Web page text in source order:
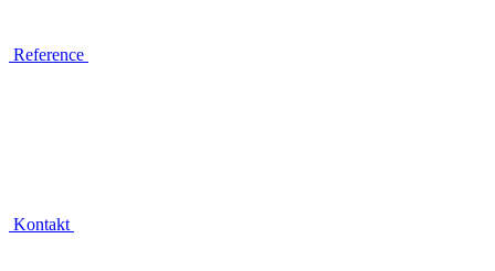
Reference
Kontakt